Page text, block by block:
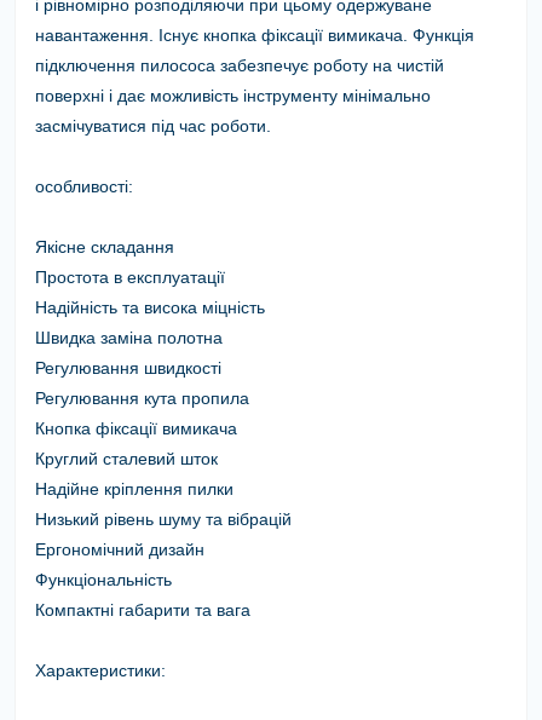
і рівномірно розподіляючи при цьому одержуване
навантаження. Існує кнопка фіксації вимикача. Функція
підключення пилососа забезпечує роботу на чистій
поверхні і дає можливість інструменту мінімально
засмічуватися під час роботи.
особливості:
Якісне складання
Простота в експлуатації
Надійність та висока міцність
Швидка заміна полотна
Регулювання швидкості
Регулювання кута пропила
Кнопка фіксації вимикача
Круглий сталевий шток
Надійне кріплення пилки
Низький рівень шуму та вібрацій
Ергономічний дизайн
Функціональність
Компактні габарити та вага
Характеристики: